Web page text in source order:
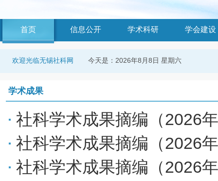
首页 信息公开 学术科研 学会建设
欢迎光临无锡社科网 今天是： 2026年8月8日 星期六
学术成果
社科学术成果摘编（2026
社科学术成果摘编（2026
社科学术成果摘编（2026